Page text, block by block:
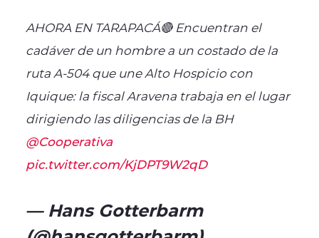
AHORA EN TARAPACÁ🔴 Encuentran el
cadáver de un hombre a un costado de la
ruta A-504 que une Alto Hospicio con
Iquique: la fiscal Aravena trabaja en el lugar
dirigiendo las diligencias de la BH
@Cooperativa
pic.twitter.com/KjDPT9W2qD
— Hans Gotterbarm